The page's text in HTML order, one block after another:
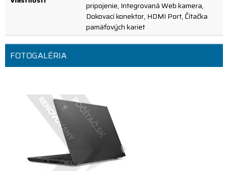
pripojenie, Integrovaná Web kamera,
Dokovací konektor, HDMI Port, Čítačka
pamäťových kariet
FOTOGALÉRIA